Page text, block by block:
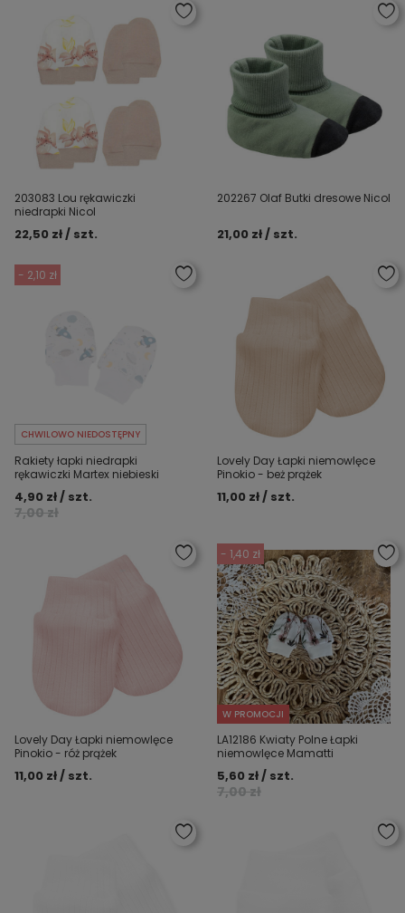
203083 Lou rękawiczki
niedrapki Nicol
22,50 zł / szt.
202267 Olaf Butki dresowe Nicol
21,00 zł / szt.
- 2,10 zł
CHWILOWO NIEDOSTĘPNY
Rakiety łapki niedrapki
rękawiczki Martex niebieski
7,00 zł
4,90 zł / szt.
Lovely Day Łapki niemowlęce
Pinokio - beż prążek
11,00 zł / szt.
Lovely Day Łapki niemowlęce
Pinokio - róż prążek
11,00 zł / szt.
- 1,40 zł
W PROMOCJI
LA12186 Kwiaty Polne Łapki
niemowlęce Mamatti
7,00 zł
5,60 zł / szt.